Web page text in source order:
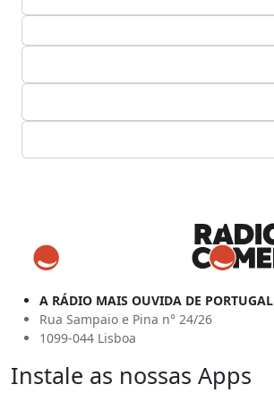
A RÁDIO MAIS OUVIDA DE PORTUGAL
Rua Sampaio e Pina n° 24/26
1099-044 Lisboa
Instale as nossas Apps